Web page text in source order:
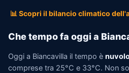
📊 Scopri il bilancio climatico
Che tempo fa oggi a
Oggi a Biancavilla il tempo è
comprese tra 25°C e 33°C. Non